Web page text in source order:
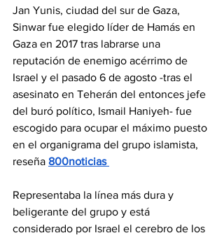
Jan Yunis, ciudad del sur de Gaza,
Sinwar fue elegido líder de Hamás en
Gaza en 2017 tras labrarse una
reputación de enemigo acérrimo de
Israel y el pasado 6 de agosto -tras el
asesinato en Teherán del entonces jefe
del buró político, Ismail Haniyeh- fue
escogido para ocupar el máximo puesto
en el organigrama del grupo islamista,
reseña 800noticias
Representaba la línea más dura y
beligerante del grupo y está
considerado por Israel el cerebro de los